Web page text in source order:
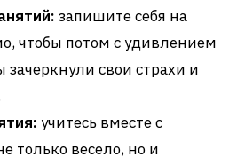
запишите себя на
чтобы потом с удивлением
зачеркнули свои страхи и
учитесь вместе с
только весело, но и